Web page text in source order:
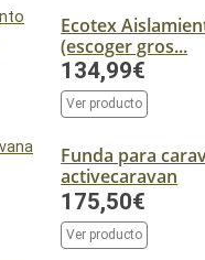
Ecotex
(escoger gros...
134,99€
Ver producto
Funda para
activecaravan
175,50€
Ver producto